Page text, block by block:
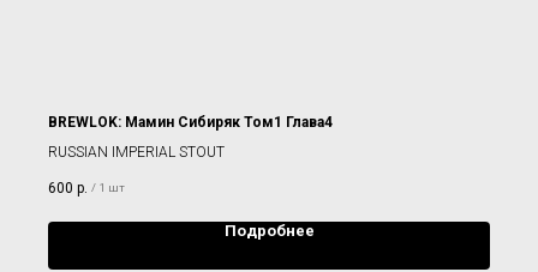
BREWLOK: Мамин Сибиряк Том1 Глава4
RUSSIAN IMPERIAL STOUT
600 р. / 1 шт
Подробнее